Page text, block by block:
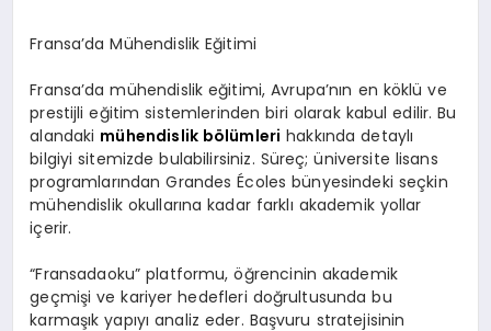
Fransa’da Mühendislik Eğitimi
Fransa’da mühendislik eğitimi, Avrupa’nın en köklü ve
prestijli eğitim sistemlerinden biri olarak kabul edilir. Bu
alandaki mühendislik bölümleri hakkında detaylı
bilgiyi sitemizde bulabilirsiniz. Süreç; üniversite lisans
programlarından Grandes Écoles bünyesindeki seçkin
mühendislik okullarına kadar farklı akademik yollar
içerir.
“Fransadaoku” platformu, öğrencinin akademik
geçmişi ve kariyer hedefleri doğrultusunda bu
karmaşık yapıyı analiz eder. Başvuru stratejisinin